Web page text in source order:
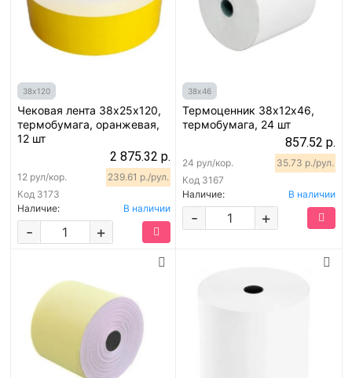
38х120
Чековая лента 38х25х120,
термобумага, оранжевая,
12 шт
2 875.32 р.
Код 3173
12 рул/кор. 239.61 р./рул.
Наличие: В наличии
+
-
38х46
Термоценник 38х12х46,
термобумага, 24 шт
857.52 р.
Код 3167
24 рул/кор. 35.73 р./рул.
Наличие: В наличии
+
-